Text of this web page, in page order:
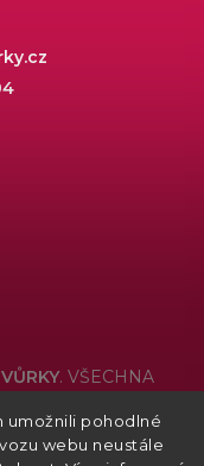
umožnili pohodlné
webu neustále
. VŠECHNA
Shoptak.cz